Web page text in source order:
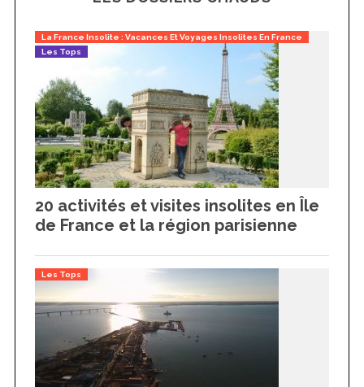
La France Insolite : Vacances Et Voyages Insolites En France
Les Tops
20 activités et visites insolites en Île
de France et la région parisienne
Les Tops